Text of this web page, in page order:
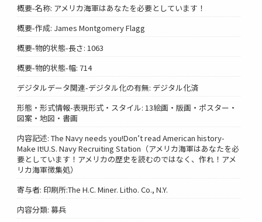
概要-名称: アメリカ海軍はあなたを必要としています！
概要-作成: James Montgomery Flagg
概要-物的状態-長さ: 1063
概要-物的状態-幅: 714
デジタルデータ関連-デジタル化の有無: デジタル化済
形態・形式情報-表現形式・スタイル: 13絵画・版画・ポスター・
図案・地図・書画
内容記述: The Navy needs you!Don’t read American history-
Make It!U.S. Navy Recruiting Station（アメリカ海軍はあなたを必
要としています！アメリカの歴史を読むのではなく、作れ！アメ
リカ海軍徴集処）
寄与者: 印刷所:The H.C. Miner. Litho. Co., N.Y.
内容分類: 募兵